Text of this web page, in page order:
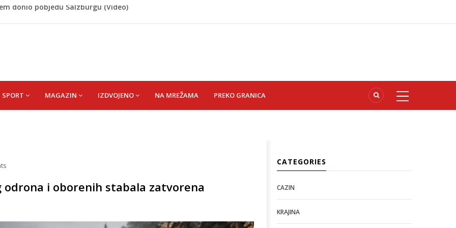
obilježena 31. godišnjica deblokade Unsko-sanskog
Vatrogasci nadljudskim naporima spriječili veću
donio pobjedu Salzburgu (Video)
SPORT MAGAZIN IZDVOJENO NA MREŽAMA PREKO GRANICA
odrona i oborenih stabala zatvorena
CATEGORIES
CAZIN
KRAJINA